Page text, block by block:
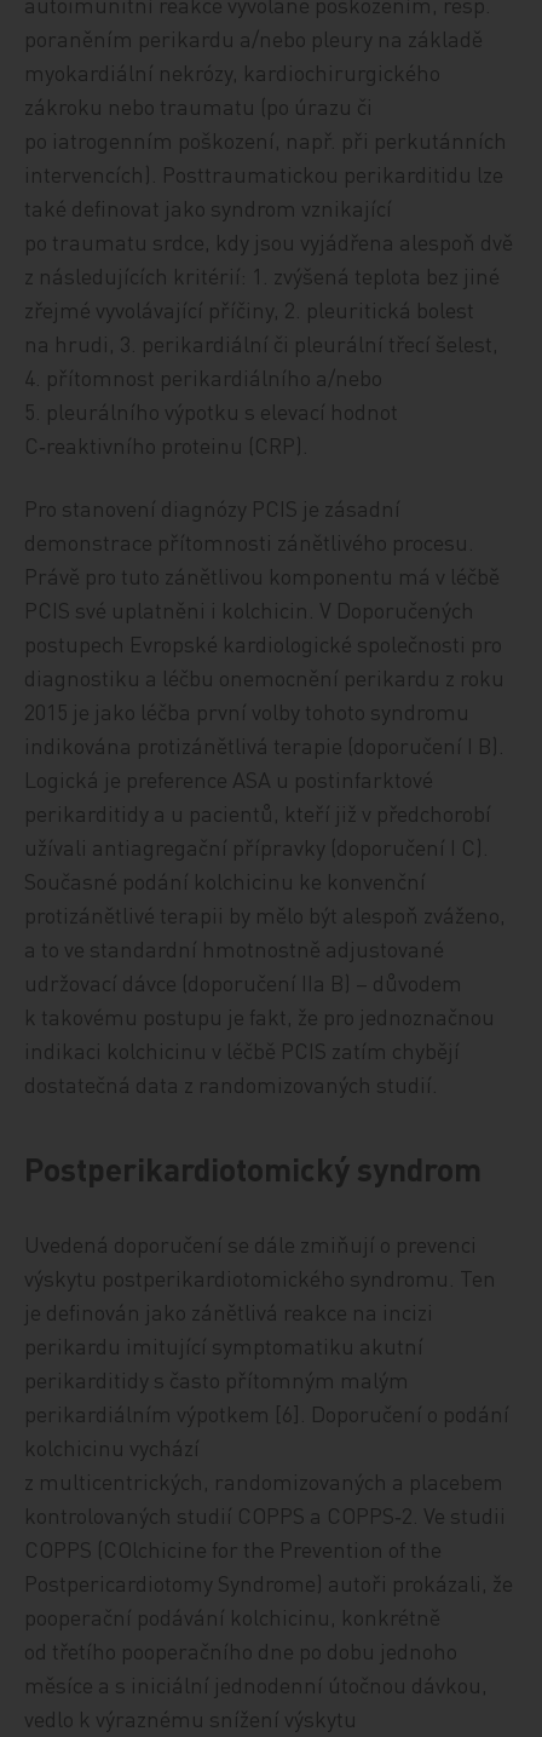
poraněním perikardu a/nebo pleury na základě
myokardiální nekrózy, kardiochirurgického
zákroku nebo traumatu (po úrazu či
po iatrogenním poškození, např. při perkutánních
intervencích). Posttraumatickou perikarditidu lze
také definovat jako syndrom vznikající
po traumatu srdce, kdy jsou vyjádřena alespoň dvě
z následujících kritérií: 1. zvýšená teplota bez jiné
zřejmé vyvolávající příčiny, 2. pleuritická bolest
na hrudi, 3. perikardiální či pleurální třecí šelest,
4. přítomnost perikardiálního a/nebo
5. pleurálního výpotku s elevací hodnot
C‑reaktivního proteinu (CRP).
Pro stanovení diagnózy PCIS je zásadní
demonstrace přítomnosti zánětlivého procesu.
Právě pro tuto zánětlivou komponentu má v léčbě
PCIS své uplatněni i kolchicin. V Doporučených
postupech Evropské kardiologické společnosti pro
diagnostiku a léčbu onemocnění perikardu z roku
2015 je jako léčba první volby tohoto syndromu
indikována protizánětlivá terapie (doporučení I B).
Logická je preference ASA u postinfarktové
perikarditidy a u pacientů, kteří již v předchorobí
užívali antiagregační přípravky (doporučení I C).
Současné podání kolchicinu ke konvenční
protizánětlivé terapii by mělo být alespoň zváženo,
a to ve standardní hmotnostně adjustované
udržovací dávce (doporučení IIa B) – důvodem
k takovému postupu je fakt, že pro jednoznačnou
indikaci kolchicinu v léčbě PCIS zatím chybějí
dostatečná data z randomizovaných studií.
Postperikardiotomický syndrom
Uvedená doporučení se dále zmiňují o prevenci
výskytu postperikardiotomického syndromu. Ten
je definován jako zánětlivá reakce na incizi
perikardu imitující symptomatiku akutní
perikarditidy s často přítomným malým
perikardiálním výpotkem [6]. Doporučení o podání
kolchicinu vychází
z multicentrických, randomizovaných a placebem
kontrolovaných studií COPPS a COPPS‑2. Ve studii
COPPS (COlchicine for the Prevention of the
Postpericardiotomy Syndrome) autoři prokázali, že
pooperační podávání kolchicinu, konkrétně
od třetího pooperačního dne po dobu jednoho
měsíce a s iniciální jednodenní útočnou dávkou,
vedlo k výraznému snížení výskytu